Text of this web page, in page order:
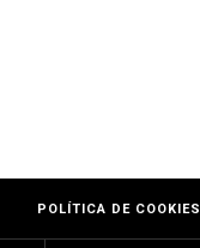
POLÍTICA DE COOKIES